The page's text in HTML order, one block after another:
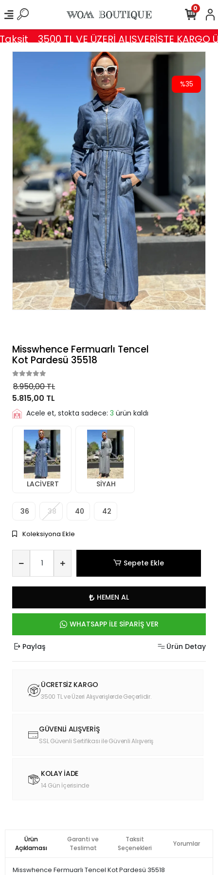
3500 TL VE ÜZERİ ALIŞVERİŞTE KARGO
0
%35
Misswhence Fermuarlı Tencel
Kot Pardesü 35518
8.950,00 TL
5.815,00 TL
Acele et, stokta sadece: 3 ürün kaldı
LACİVERT SİYAH
36 38 40 42
Koleksiyona Ekle
Sepete Ekle
HEMEN AL
WHATSAPP İLE SİPARİŞ VER
Paylaş Ürün Detay
ÜCRETSİZ KARGO
3500 TL ve Üzeri Alışverişlerde Geçerlidir.
GÜVENLİ ALIŞVERİŞ
SSL Güvenli Sertifikası ile Güvenli Alışveriş
KOLAY İADE
14 Gün İçerisinde
Ürün
Açıklaması
Garanti ve
Teslimat
Taksit
Seçenekleri
Yorumlar
Misswhence Fermuarlı Tencel Kot Pardesü 35518